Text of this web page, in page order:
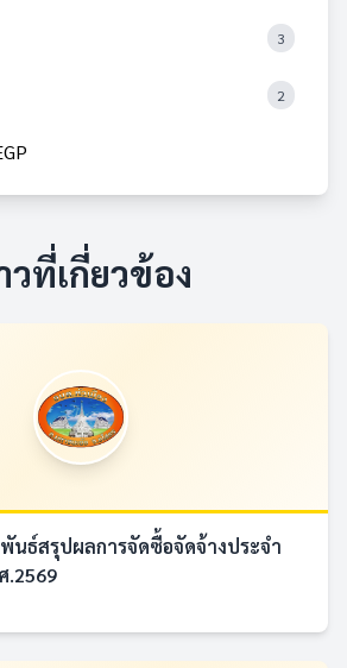
3
2
วที่เกี่ยวข้อง
นธ์สรุปผลการจัดซื้อจัดจ้างประจำ
.2569